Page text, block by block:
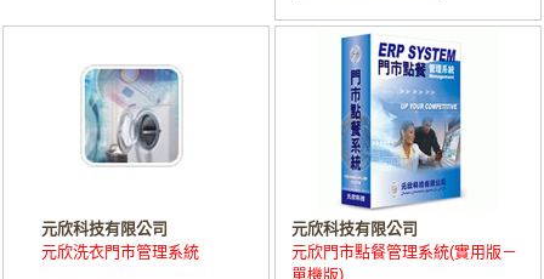
元欣科技有限公司
元欣洗衣門市管理系統
元欣科技有限公司
元欣門市點餐管理系統(實用版－
單機版)